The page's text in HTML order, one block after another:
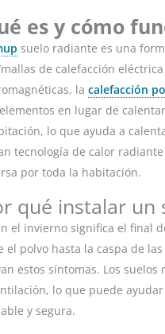
es y cómo
suelo radiante es una
de calefacción
la calefacción
en lugar de
lo que ayuda a
tecnología de calor
por toda la habitación.
qué instalar un
el invierno significa el final
el polvo hasta la caspa de
estos síntomas. Los
lo que puede
y segura.